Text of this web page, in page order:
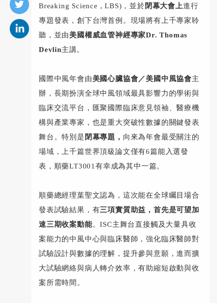
Breaking Science , LBS)，並於閉幕大會上進行
專題發表，創下台灣首例。現場將有上千專家聆
聽，並由美國權威血管神經專家Dr. Thomas
Devlin主講。
國際中風年會由美國心臟協會／美國中風協會主
辦，長期扮演全球中風領域最具影響力的學術與
臨床交流平台，匯聚國際臨床意見領袖、醫療機
構與產業專家，也是重大突破性數據的關鍵發表
舞台。特別是 閉幕專題， 向來為年會最受關注的
場域，上千篇世界頂級論文僅有6篇能入選發
表，順藥LT3001有幸成為其中一篇。
順藥總經理葉聖文認為，這次能在全球矚目場合
發表試驗結果，有三項實質助益，首先是可望加
速三期收案動能。ISC主舞台直接觸及大量具收
案能力的中風中心與臨床醫師，強化臨床醫師對
試驗設計與數據的理解，提升參與意願，進而擴
大試驗網絡與病人轉介效率，有助縮短啟動與收
案所需時間。